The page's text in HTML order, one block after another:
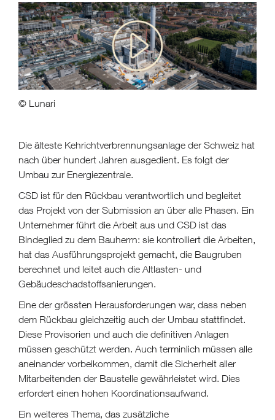
© Lunari
Die älteste Kehrichtverbrennungsanlage der Schweiz hat
nach über hundert Jahren ausgedient. Es folgt der
Umbau zur Energiezentrale.
CSD ist für den Rückbau verantwortlich und begleitet
das Projekt von der Submission an über alle Phasen. Ein
Unternehmer führt die Arbeit aus und CSD ist das
Bindeglied zu dem Bauherrn: sie kontrolliert die Arbeiten,
hat das Ausführungsprojekt gemacht, die Baugruben
berechnet und leitet auch die Altlasten- und
Gebäudeschadstoffsanierungen.
Eine der grössten Herausforderungen war, dass neben
dem Rückbau gleichzeitig auch der Umbau stattfindet.
Diese Provisorien und auch die definitiven Anlagen
müssen geschützt werden. Auch terminlich müssen alle
aneinander vorbeikommen, damit die Sicherheit aller
Mitarbeitenden der Baustelle gewährleistet wird. Dies
erfordert einen hohen Koordinationsaufwand.
Ein weiteres Thema, das zusätzliche